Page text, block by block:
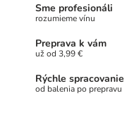
Sme profesionáli
rozumieme vínu
Preprava k vám
už od 3,99 €
Rýchle
od balenia po prepravu